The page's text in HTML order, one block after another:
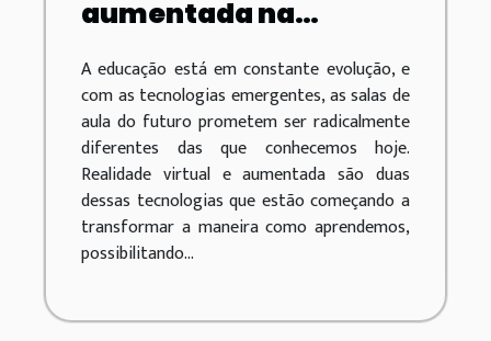
aumentada na
ferramentas estão
mudando o
aprendizado
A educação está em constante evolução, e
com as tecnologias emergentes, as salas de
aula do futuro prometem ser radicalmente
diferentes das que conhecemos hoje.
Realidade virtual e aumentada são duas
dessas tecnologias que estão começando a
transformar a maneira como aprendemos,
possibilitando...